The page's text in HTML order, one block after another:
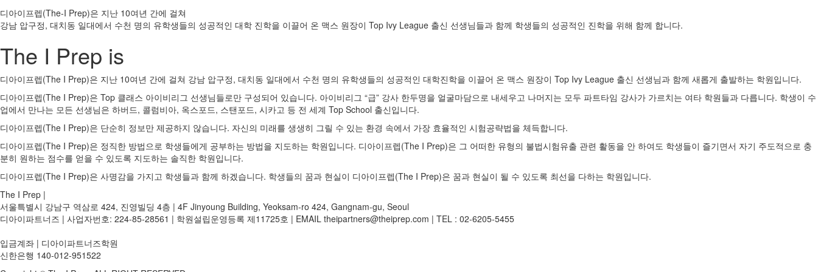
디아이프렙(The-I Prep)은 지난 10여년 간에 걸쳐
강남 압구정, 대치동 일대에서 수천 명의 유학생들의 성공적인 대학 진학을 이끌어 온 맥스 원장이 Top Ivy League 출신 선생님들과 함께 학생들의 성공적인 진학을 위해 함께 합니다.
The I Prep is
디아이프렙(The I Prep)은 지난 10여년 간에 걸쳐 강남 압구정, 대치동 일대에서 수천 명의 유학생들의 성공적인 대학진학을 이끌어 온 맥스 원장이 Top Ivy League 출신 선생님과 함께 새롭게 출발하는 학원입니다.
디아이프렙(The I Prep)은 Top 클래스 아이비리그 선생님들로만 구성되어 있습니다. 아이비리그 “급” 강사 한두명을 얼굴마담으로 내세우고 나머지는 모두 파트타임 강사가 가르치는 여타 학원들과 다릅니다. 학생이 수
업에서 만나는 모든 선생님은 하버드, 콜럼비아, 옥스포드, 스탠포드, 시카고 등 전 세계 Top School 출신입니다.
디아이프렙(The I Prep)은 단순히 정보만 제공하지 않습니다. 자신의 미래를 생생히 그릴 수 있는 환경 속에서 가장 효율적인 시험공략법을 체득합니다.
디아이프렙(The I Prep)은 정직한 방법으로 학생들에게 공부하는 방법을 지도하는 학원입니다. 디아이프렙(The I Prep)은 그 어떠한 유형의 불법시험유출 관련 활동을 안 하여도 학생들이 즐기면서 자기 주도적으로 충
분히 원하는 점수를 얻을 수 있도록 지도하는 솔직한 학원입니다.
디아이프렙(The I Prep)은 사명감을 가지고 학생들과 함께 하겠습니다. 학생들의 꿈과 현실이 디아이프렙(The I Prep)은 꿈과 현실이 될 수 있도록 최선을 다하는 학원입니다.
The I Prep |
서울특별시 강남구 역삼로 424, 진영빌딩 4층 | 4F Jinyoung Building, Yeoksam-ro 424, Gangnam-gu, Seoul
디아이파트너즈 | 사업자번호: 224-85-28561 | 학원설립운영등록 제11725호 | EMAIL theipartners@theiprep.com | TEL : 02-6205-5455
입금계좌 | 디아이파트너즈학원
신한은행 140-012-951522